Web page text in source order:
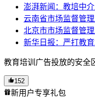
澎湃新闻：教培中
云南省市场监督管
北京市市场监督管
新华日报：严打教
教育培训广告投放的安全
152
新用户专享礼包